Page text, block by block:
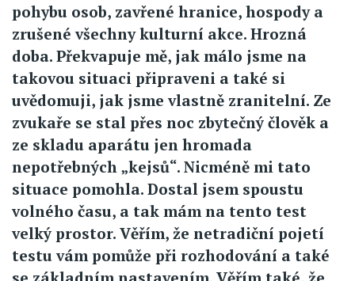
pohybu osob, zavřené hranice, hospody a
zrušené všechny kulturní akce. Hrozná
doba. Překvapuje mě, jak málo jsme na
takovou situaci připraveni a také si
uvědomuji, jak jsme vlastně zranitelní. Ze
zvukaře se stal přes noc zbytečný člověk a
ze skladu aparátu jen hromada
nepotřebných „kejsů“. Nicméně mi tato
situace pomohla. Dostal jsem spoustu
volného času, a tak mám na tento test
velký prostor. Věřím, že netradiční pojetí
testu vám pomůže při rozhodování a také